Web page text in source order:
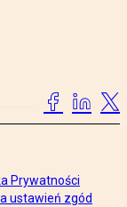
Prywatności
ustawień zgód